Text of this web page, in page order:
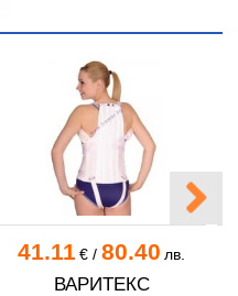
41.11€ / 80.40 лв.
ВАРИТЕКС